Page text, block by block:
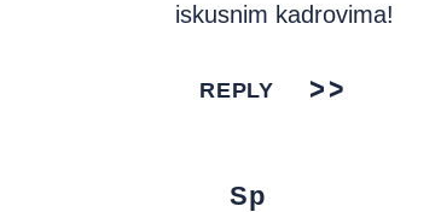
iskusnim kadrovima!
REPLY
Sp